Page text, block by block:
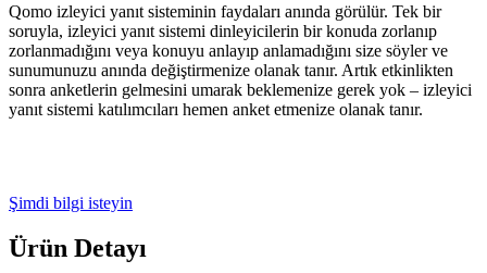
Qomo izleyici yanıt sisteminin faydaları anında görülür. Tek bir
soruyla, izleyici yanıt sistemi dinleyicilerin bir konuda zorlanıp
zorlanmadığını veya konuyu anlayıp anlamadığını size söyler ve
sunumunuzu anında değiştirmenize olanak tanır. Artık etkinlikten
sonra anketlerin gelmesini umarak beklemenize gerek yok – izleyici
yanıt sistemi katılımcıları hemen anket etmenize olanak tanır.
Şimdi bilgi isteyin
Ürün Detayı